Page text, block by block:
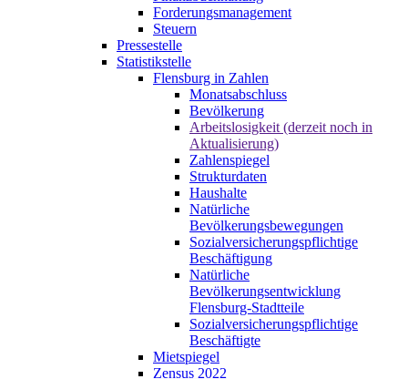
Forderungsmanagement
Steuern
Pressestelle
Statistikstelle
Flensburg in Zahlen
Monatsabschluss
Bevölkerung
Arbeitslosigkeit (derzeit noch in
Aktualisierung)
Zahlenspiegel
Strukturdaten
Haushalte
Natürliche
Bevölkerungsbewegungen
Sozialversicherungspflichtige
Beschäftigung
Natürliche
Bevölkerungsentwicklung
Flensburg-Stadtteile
Sozialversicherungspflichtige
Beschäftigte
Mietspiegel
Zensus 2022